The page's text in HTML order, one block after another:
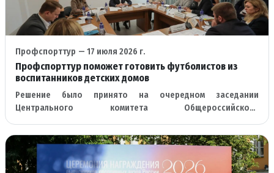
Профспорттур — 17 июля 2026 г.
Профспорттур поможет готовить футболистов из
воспитанников детских домов
Решение было принято на очередном заседании
Центрального комитета Общероссийского
культуры